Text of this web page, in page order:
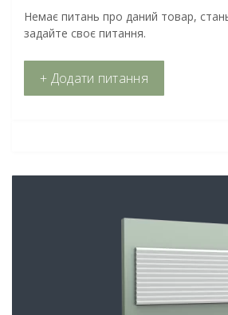
Немає питань про даний товар,
задайте своє питання.
+ Додати питання